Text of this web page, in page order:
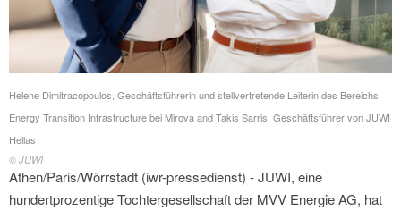
Helene Dimitracopoulos, Geschäftsführerin und stellvertretende Leiterin des Bereichs
Energy Transition Infrastructure bei Mirova and Takis Sarris, Geschäftsführer von JUWI
Hellas
© JUWI
Athen/Paris/Wörrstadt (iwr-pressedienst) - JUWI, eine
hundertprozentige Tochtergesellschaft der MVV Energie AG, hat